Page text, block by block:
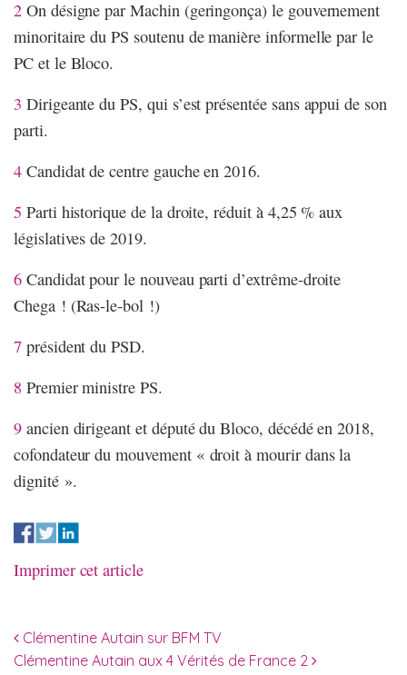
2On désigne par Machin (geringonça) le gouvernement
minoritaire du PS soutenu de manière informelle par le
PC et le Bloco.
3 Dirigeante du PS, qui s’est présentée sans appui de son
parti.
4Candidat de centre gauche en 2016.
5 Parti historique de la droite, réduit à 4,25 % aux
législatives de 2019.
6Candidat pour le nouveau parti d’extrême-droite
Chega ! (Ras-le-bol !)
7président du PSD.
8 Premier ministre PS.
9ancien dirigeant et député du Bloco, décédé en 2018,
cofondateur du mouvement « droit à mourir dans la
dignité ».
Imprimer cet article
Navigation des articles
Clémentine Autain sur BFM TV
Clémentine Autain aux 4 Vérités de France 2